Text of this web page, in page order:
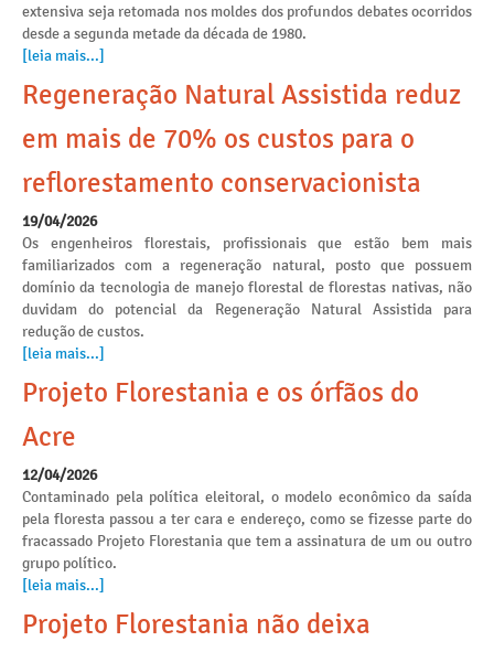
extensiva seja retomada nos moldes dos profundos debates ocorridos
desde a segunda metade da década de 1980.
[leia mais...]
Regeneração Natural Assistida reduz
em mais de 70% os custos para o
reflorestamento conservacionista
19/04/2026
Os engenheiros florestais, profissionais que estão bem mais
familiarizados com a regeneração natural, posto que possuem
domínio da tecnologia de manejo florestal de florestas nativas, não
duvidam do potencial da Regeneração Natural Assistida para
redução de custos.
[leia mais...]
Projeto Florestania e os órfãos do
Acre
12/04/2026
Contaminado pela política eleitoral, o modelo econômico da saída
pela floresta passou a ter cara e endereço, como se fizesse parte do
fracassado Projeto Florestania que tem a assinatura de um ou outro
grupo político.
[leia mais...]
Projeto Florestania não deixa